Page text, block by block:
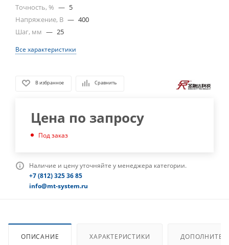
Точность, % — 5
Напряжение, В — 400
Шаг, мм — 25
Все характеристики
В избранное Сравнить
Цена по запросу
Под заказ
Наличие и цену уточняйте у менеджера категории.
+7 (812) 325 36 85
info@mt-system.ru
ОПИСАНИЕ ХАРАКТЕРИСТИКИ